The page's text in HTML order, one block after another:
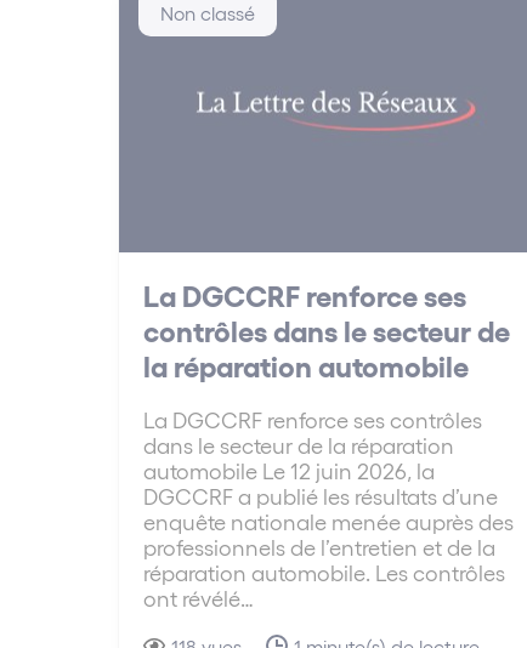
Non classé
La DGCCRF renforce ses
contrôles dans le secteur de
la réparation automobile
La DGCCRF renforce ses contrôles
dans le secteur de la réparation
automobile Le 12 juin 2026, la
DGCCRF a publié les résultats d’une
enquête nationale menée auprès des
professionnels de l’entretien et de la
réparation automobile. Les contrôles
ont révélé…